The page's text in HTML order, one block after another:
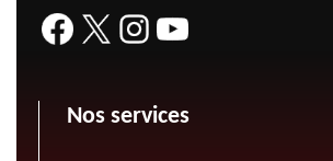
Nos services